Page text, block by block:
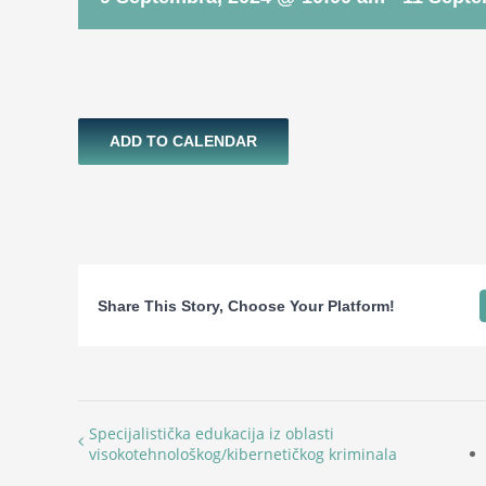
ADD TO CALENDAR
Share This Story, Choose Your Platform!
Specijalistička edukacija iz oblasti
visokotehnološkog/kibernetičkog kriminala